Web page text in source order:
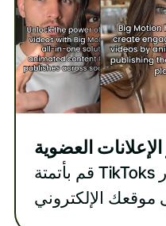
العضوية
قم بأتمتة TikToks لتعزيز حركة المرور